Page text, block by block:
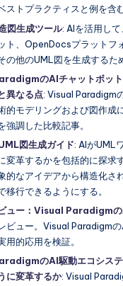
ストプラクティスと例を含む
図生成ツール: AIを活用し
ト、OpenDocsプラットフ
の他のUML図を生成するた
のAIチャットボッ
異なる点: Visual Paradigm
的モデリングおよび図作成
強調した比較記事。
図生成ガイド: AIがUML
変革するかを包括的に探求
的なアイデアから構造化さ
移行できるようにする。
ュー：Visual Paradigmの
ビュー。Visual Paradigmの
用的応用を検証。
のAI駆動エコシス
に変革するか: Visual